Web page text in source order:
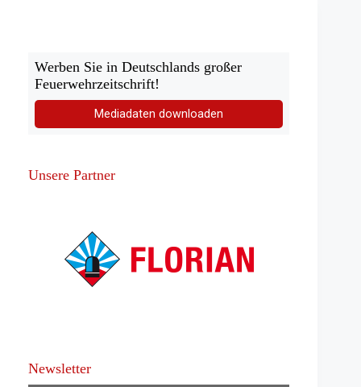
Werben Sie in Deutschlands großer
Feuerwehrzeitschrift!
Mediadaten downloaden
Unsere Partner
Newsletter